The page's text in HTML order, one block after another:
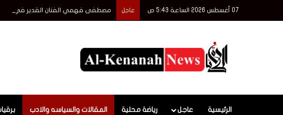
07 أغسطس 2026 الساعة 5:43 ص عاجل مصطفى فهمي الفنان القدير في ذكري
الرئيسية عاجل رياضة محلية المقالات والسياسه والادب